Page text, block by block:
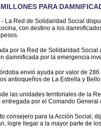
PARA
- La Red de Solidaridad Social
con destino a los
por la Red de Solidaridad
damnificada por la emergencia
envió ayuda por valor de
antioqueños de La Estrella y
las unidades territoriales de la
entregada por el Comando
consejero para la Acción Social,
logre llegar a la mayor parte de